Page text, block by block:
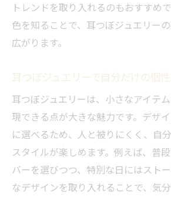
トレンドを取り入れるのもおすすめ
色を知ることで、耳つぼジュエリー
広がります。
耳つぼジュエリーで自分だけの個
耳つぼジュエリーは、小さなアイテ
現できる点が大きな魅力です。デザ
に選べるため、人と被りにくく、自
スタイルが楽しめます。例えば、普
バーを選びつつ、特別な日にはスト
なデザインを取り入れることで、気